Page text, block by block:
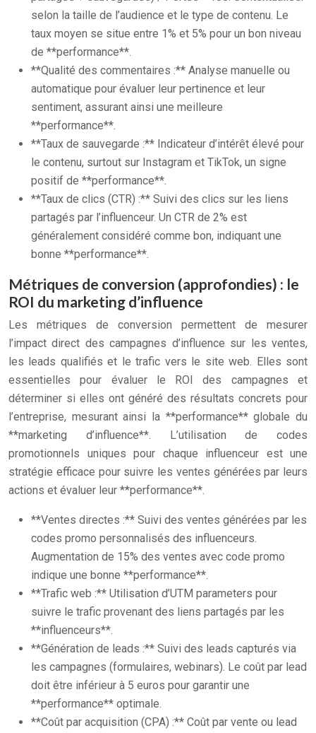
selon la taille de l’audience et le type de contenu. Le
taux moyen se situe entre 1% et 5% pour un bon niveau
de **performance**.
**Qualité des commentaires :** Analyse manuelle ou
automatique pour évaluer leur pertinence et leur
sentiment, assurant ainsi une meilleure
**performance**.
**Taux de sauvegarde :** Indicateur d’intérêt élevé pour
le contenu, surtout sur Instagram et TikTok, un signe
positif de **performance**.
**Taux de clics (CTR) :** Suivi des clics sur les liens
partagés par l’influenceur. Un CTR de 2% est
généralement considéré comme bon, indiquant une
bonne **performance**.
Métriques de conversion (approfondies) : le
ROI du marketing d’influence
Les métriques de conversion permettent de mesurer
l’impact direct des campagnes d’influence sur les ventes,
les leads qualifiés et le trafic vers le site web. Elles sont
essentielles pour évaluer le ROI des campagnes et
déterminer si elles ont généré des résultats concrets pour
l’entreprise, mesurant ainsi la **performance** globale du
**marketing d’influence**. L’utilisation de codes
promotionnels uniques pour chaque influenceur est une
stratégie efficace pour suivre les ventes générées par leurs
actions et évaluer leur **performance**.
**Ventes directes :** Suivi des ventes générées par les
codes promo personnalisés des influenceurs.
Augmentation de 15% des ventes avec code promo
indique une bonne **performance**.
**Trafic web :** Utilisation d’UTM parameters pour
suivre le trafic provenant des liens partagés par les
**influenceurs**.
**Génération de leads :** Suivi des leads capturés via
les campagnes (formulaires, webinars). Le coût par lead
doit être inférieur à 5 euros pour garantir une
**performance** optimale.
**Coût par acquisition (CPA) :** Coût par vente ou lead